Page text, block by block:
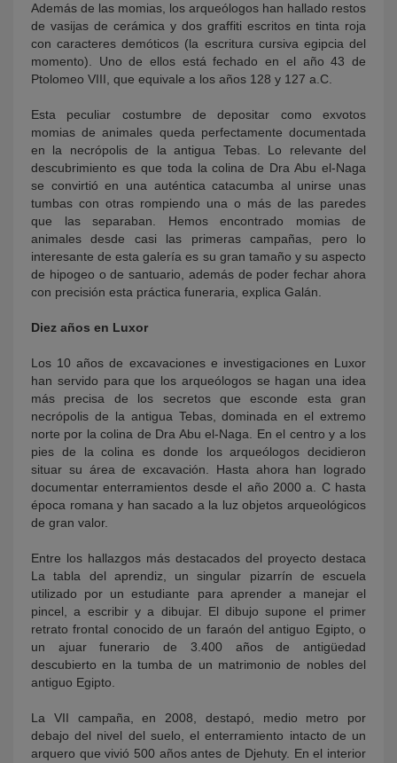
Además de las momias, los arqueólogos han hallado restos
de vasijas de cerámica y dos graffiti escritos en tinta roja
con caracteres demóticos (la escritura cursiva egipcia del
momento). Uno de ellos está fechado en el año 43 de
Ptolomeo VIII, que equivale a los años 128 y 127 a.C.
Esta peculiar costumbre de depositar como exvotos
momias de animales queda perfectamente documentada
en la necrópolis de la antigua Tebas. Lo relevante del
descubrimiento es que toda la colina de Dra Abu el-Naga
se convirtió en una auténtica catacumba al unirse unas
tumbas con otras rompiendo una o más de las paredes
que las separaban. Hemos encontrado momias de
animales desde casi las primeras campañas, pero lo
interesante de esta galería es su gran tamaño y su aspecto
de hipogeo o de santuario, además de poder fechar ahora
con precisión esta práctica funeraria, explica Galán.
Diez años en Luxor
Los 10 años de excavaciones e investigaciones en Luxor
han servido para que los arqueólogos se hagan una idea
más precisa de los secretos que esconde esta gran
necrópolis de la antigua Tebas, dominada en el extremo
norte por la colina de Dra Abu el-Naga. En el centro y a los
pies de la colina es donde los arqueólogos decidieron
situar su área de excavación. Hasta ahora han logrado
documentar enterramientos desde el año 2000 a. C hasta
época romana y han sacado a la luz objetos arqueológicos
de gran valor.
Entre los hallazgos más destacados del proyecto destaca
La tabla del aprendiz, un singular pizarrín de escuela
utilizado por un estudiante para aprender a manejar el
pincel, a escribir y a dibujar. El dibujo supone el primer
retrato frontal conocido de un faraón del antiguo Egipto, o
un ajuar funerario de 3.400 años de antigüedad
descubierto en la tumba de un matrimonio de nobles del
antiguo Egipto.
La VII campaña, en 2008, destapó, medio metro por
debajo del nivel del suelo, el enterramiento intacto de un
arquero que vivió 500 años antes de Djehuty. En el interior